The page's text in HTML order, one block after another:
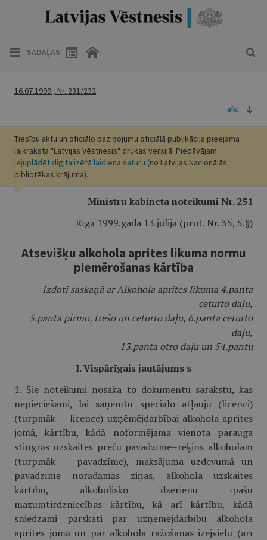
SADAĻAS
16.07.1999., Nr. 231/232
RĪKI
Tiesību aktu un oficiālo paziņojumu oficiālā publikācija pieejama
laikraksta "Latvijas Vēstnesis" drukas versijā. Piedāvājam
lejuplādēt digitalizētā laidiena saturu (no Latvijas Nacionālās
bibliotēkas krājuma).
Ministru kabineta noteikumi Nr. 251
Rīgā 1999.gada 13.jūlijā (prot. Nr. 35, 5.§)
Atsevišķu alkohola aprites likuma normu
piemērošanas kārtība
Izdoti saskaņā ar Alkohola aprites likuma 4.panta
ceturto daļu,
5.panta pirmo, trešo un ceturto daļu, 6.panta ceturto
daļu,
13.panta otro daļu un 54.pantu
I. Vispārīgais jautājums s
1. Šie noteikumi nosaka to dokumentu sarakstu, kas
nepieciešami, lai saņemtu speciālo atļauju (licenci)
(turpmāk — licence) uzņēmējdarbībai alkohola aprites
jomā, kārtību, kādā noformējama vienota parauga
stingrās uzskaites preču pavadzīme–rēķins alkoholam
(turpmāk — pavadzīme), maksājuma uzdevumā un
pavadzīmē norādāmās ziņas, alkohola uzskaites
kārtību, alkoholisko dzērienu īpašu
mazumtirdzniecības kārtību, kā arī kārtību, kādā
sniedzami pārskati par uzņēmējdarbību alkohola
aprites jomā un par alkohola ražošanas izejvielu (arī